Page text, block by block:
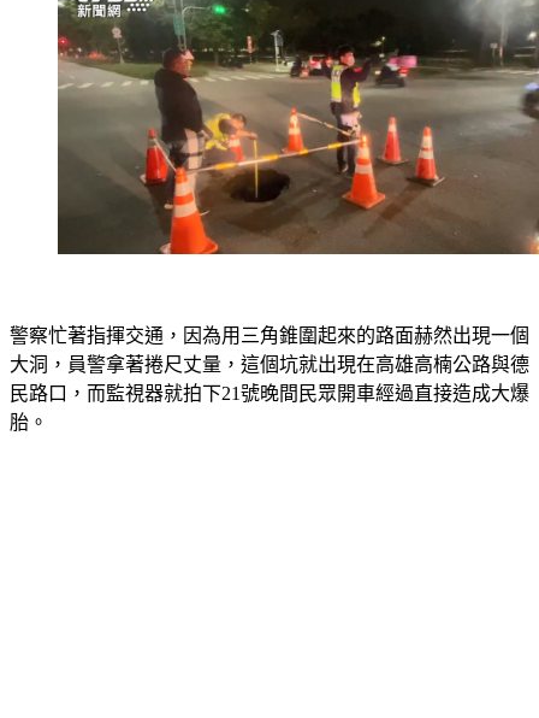
警察忙著指揮交通，因為用三角錐圍起來的路面赫然出現一個
大洞，員警拿著捲尺丈量，這個坑就出現在高雄高楠公路與德
民路口，而監視器就拍下21號晚間民眾開車經過直接造成大爆
胎。